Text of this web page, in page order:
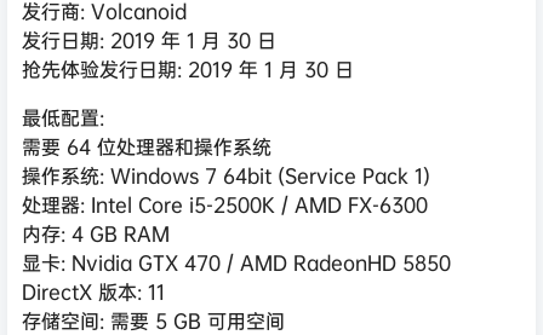
发行商: Volcanoid
发行日期: 2019 年 1 月 30 日
抢先体验发行日期: 2019 年 1 月 30 日
最低配置:
需要 64 位处理器和操作系统
操作系统: Windows 7 64bit (Service Pack 1)
处理器: Intel Core i5-2500K / AMD FX-6300
内存: 4 GB RAM
显卡: Nvidia GTX 470 / AMD RadeonHD 5850
DirectX 版本: 11
存储空间: 需要 5 GB 可用空间